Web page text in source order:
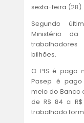
sexta-feira (28).
Segundo
Ministério
bilhões.
O PIS é pago
Pasep é
meio do Banco
de R$ 84 a
trabalhado